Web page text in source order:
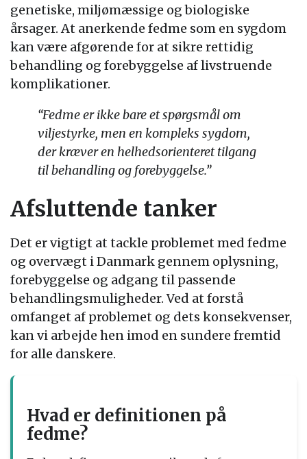
genetiske, miljømæssige og biologiske
årsager. At anerkende fedme som en sygdom
kan være afgørende for at sikre rettidig
behandling og forebyggelse af livstruende
komplikationer.
“Fedme er ikke bare et spørgsmål om
viljestyrke, men en kompleks sygdom,
der kræver en helhedsorienteret tilgang
til behandling og forebyggelse.”
Afsluttende tanker
Det er vigtigt at tackle problemet med fedme
og overvægt i Danmark gennem oplysning,
forebyggelse og adgang til passende
behandlingsmuligheder. Ved at forstå
omfanget af problemet og dets konsekvenser,
kan vi arbejde hen imod en sundere fremtid
for alle danskere.
Hvad er definitionen på
fedme?